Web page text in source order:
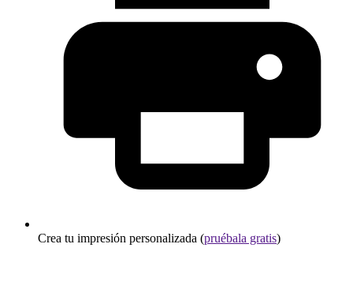
Crea tu impresión personalizada (pruébala gratis)